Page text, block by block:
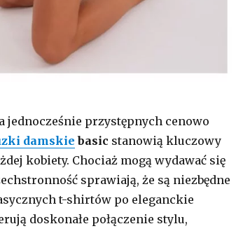
jednocześnie przystępnych cenowo
damskiebasic stanowią kluczowy
kobiety. Chociaż mogą wydawać się
sprawiają, że są niezbędne
t-shirtów po eleganckie
doskonałe połączenie stylu,